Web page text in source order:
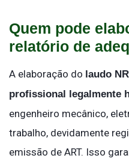
Quem pode
relatório de
A elaboração do laudo
profissional legalmente
engenheiro mecânico,
trabalho, devidamente
emissão de ART. Isso